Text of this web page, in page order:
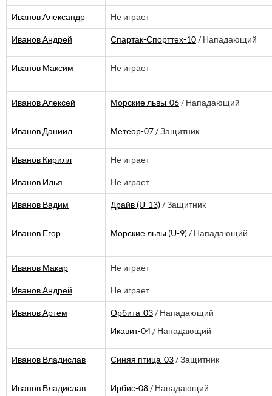
Иванов Александр Не играет
Иванов Андрей Спартак-Спорттех-10 / Нападающий
Иванов Максим Не играет
Иванов Алексей Морские львы-06 / Нападающий
Иванов Даниил Метеор-07 / Защитник
Иванов Кирилл Не играет
Иванов Илья Не играет
Иванов Вадим Драйв (U-13) / Защитник
Иванов Егор Морские львы (U-9) / Нападающий
Иванов Макар Не играет
Иванов Андрей Не играет
Иванов Артем Орбита-03 / Нападающий
Икавит-04 / Нападающий
Иванов Владислав Синяя птица-03 / Защитник
Иванов Владислав Ирбис-08 / Нападающий